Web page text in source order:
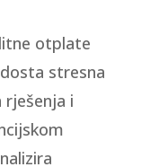
otplate
stresna
i